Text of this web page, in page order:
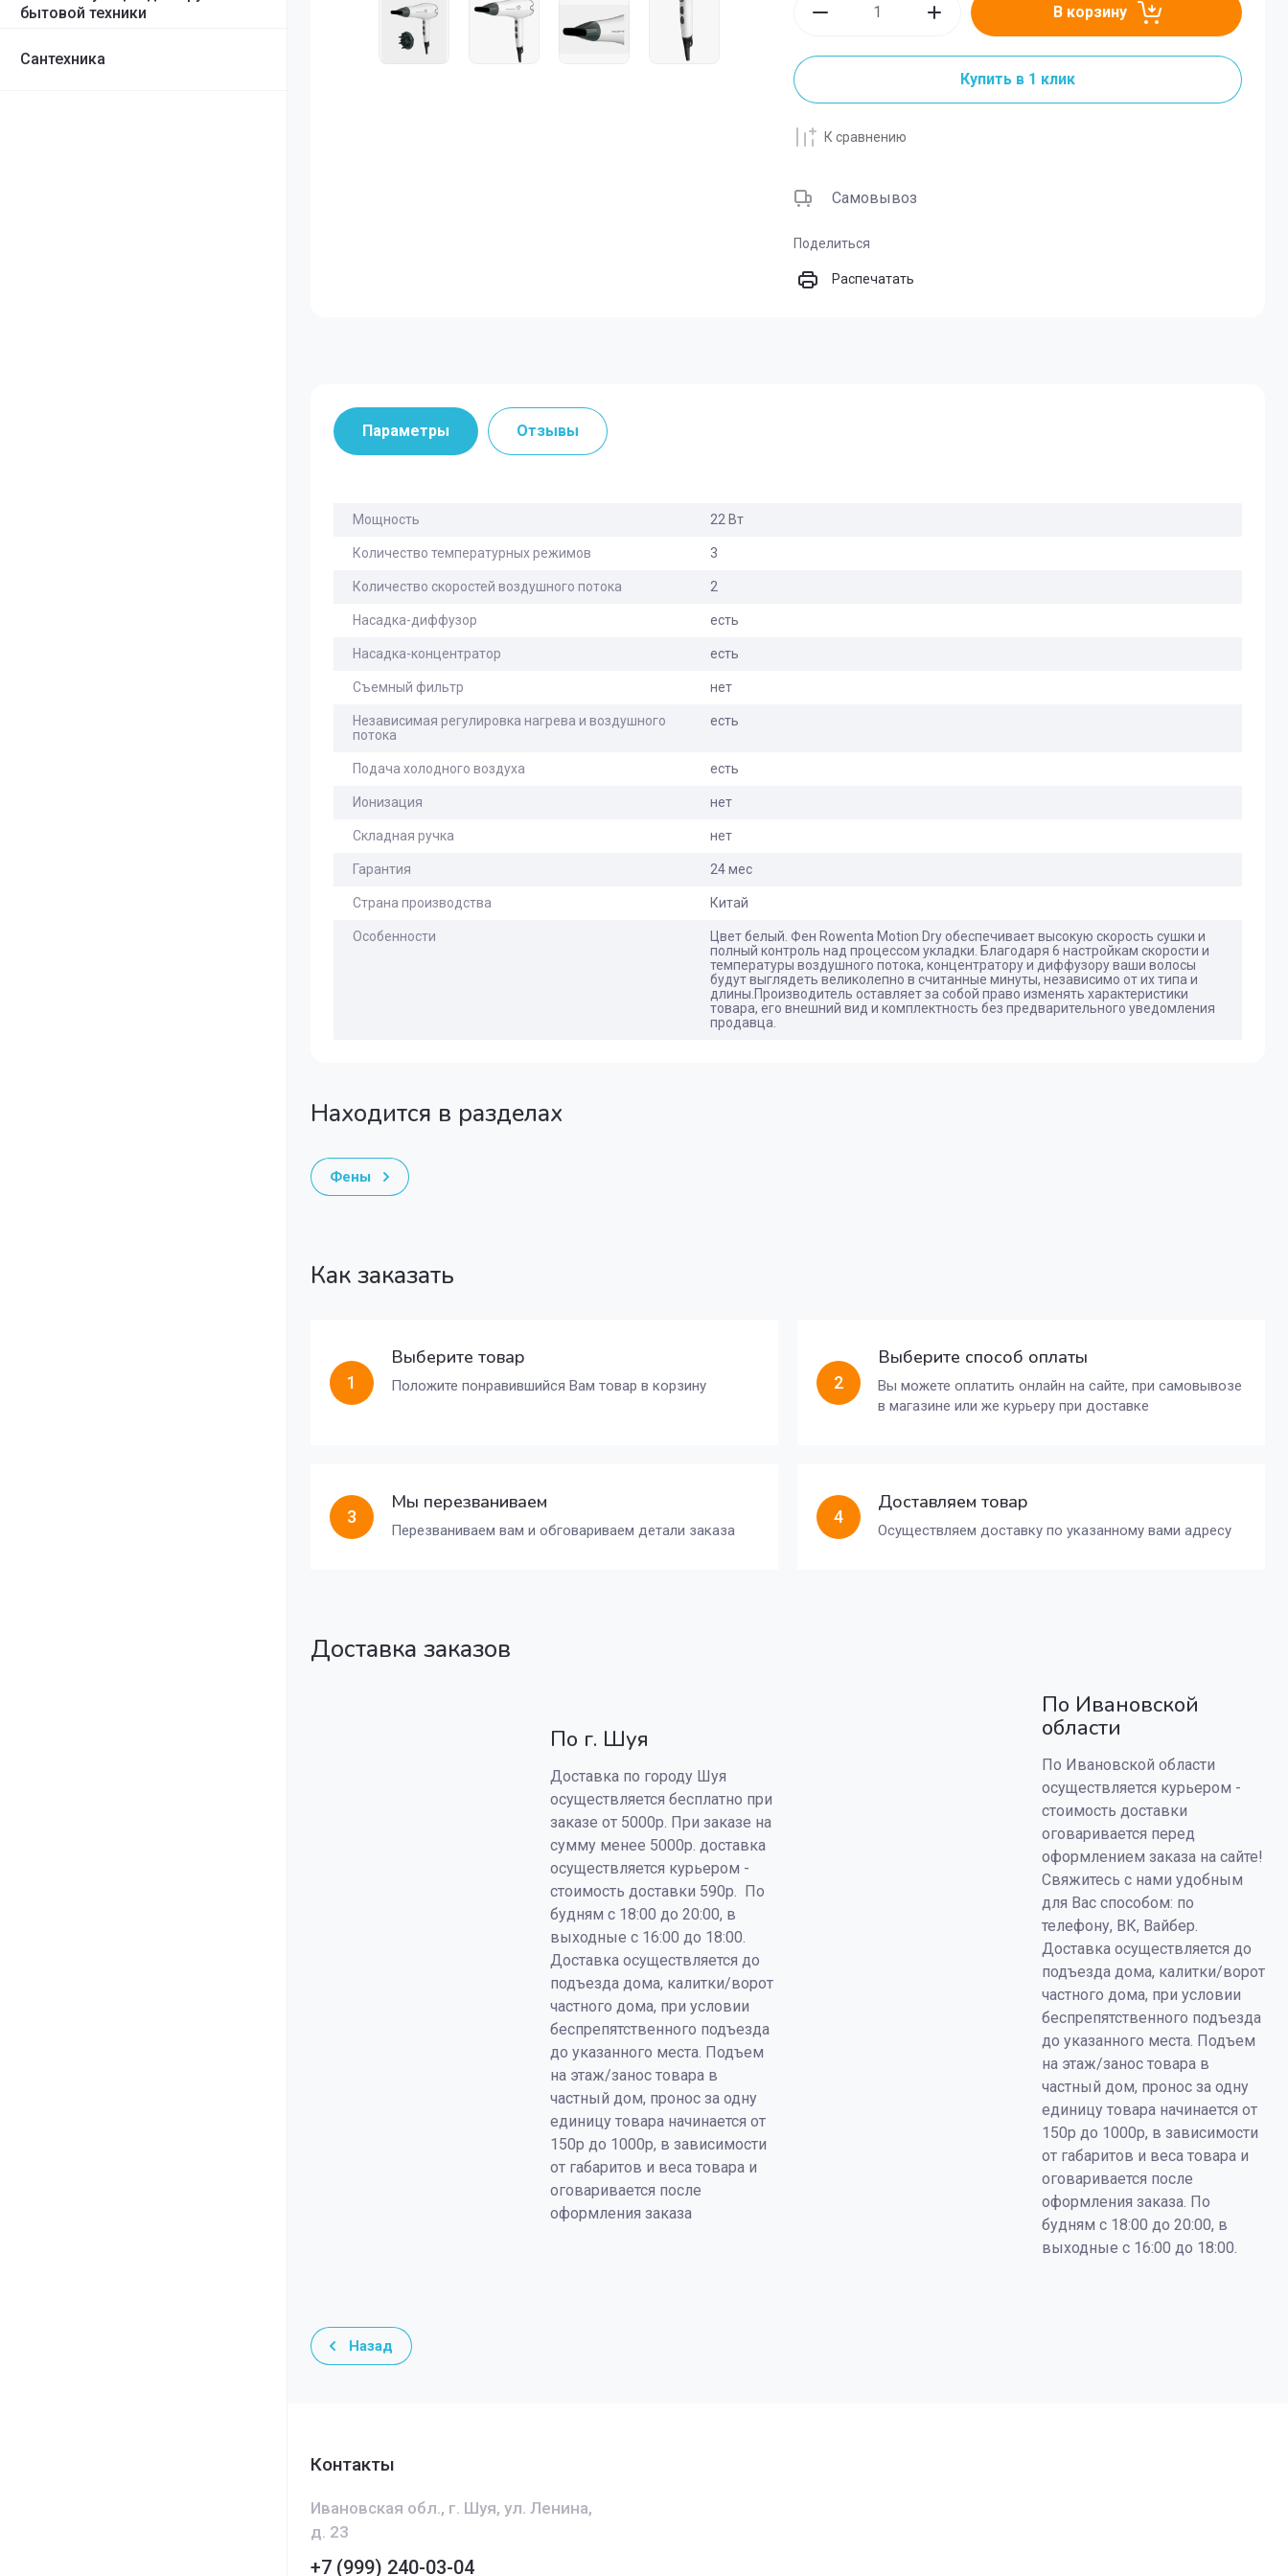
бытовой техники
Сантехника
В корзину
Купить в 1 клик
К сравнению
Самовывоз
Поделиться
Распечатать
Параметры Отзывы
Мощность 22 Вт
Количество температурных режимов 3
Количество скоростей воздушного потока 2
Насадка-диффузор есть
Насадка-концентратор есть
Съемный фильтр нет
Независимая регулировка нагрева и воздушного
потока
есть
Подача холодного воздуха есть
Ионизация нет
Складная ручка нет
Гарантия 24 мес
Страна производства Китай
Особенности
Цвет белый. Фен Rowenta Motion Dry обеспечивает высокую скорость сушки и
полный контроль над процессом укладки. Благодаря 6 настройкам скорости и
температуры воздушного потока, концентратору и диффузору ваши волосы
будут выглядеть великолепно в считанные минуты, независимо от их типа и
длины.Производитель оставляет за собой право изменять характеристики
товара, его внешний вид и комплектность без предварительного уведомления
продавца.
Находится в разделах
Фены
Как заказать
1
Выберите товар
Положите понравившийся Вам товар в корзину 2
Выберите способ оплаты
Вы можете оплатить онлайн на сайте, при самовывозе
в магазине или же курьеру при доставке
3
Мы перезваниваем
Перезваниваем вам и обговариваем детали заказа
4
Доставляем товар
Осуществляем доставку по указанному вами адресу
Доставка заказов
По г. Шуя
Доставка по городу Шуя
осуществляется бесплатно при
заказе от 5000р. При заказе на
сумму менее 5000р. доставка
осуществляется курьером -
стоимость доставки 590р. По
будням с 18:00 до 20:00, в
выходные с 16:00 до 18:00.
Доставка осуществляется до
подъезда дома, калитки/ворот
частного дома, при условии
беспрепятственного подъезда
до указанного места. Подъем
на этаж/занос товара в
частный дом, пронос за одну
единицу товара начинается от
150р до 1000р, в зависимости
от габаритов и веса товара и
оговаривается после
оформления заказа
По Ивановской
области
По Ивановской области
осуществляется курьером -
стоимость доставки
оговаривается перед
оформлением заказа на сайте!
Свяжитесь с нами удобным
для Вас способом: по
телефону, ВК, Вайбер.
Доставка осуществляется до
подъезда дома, калитки/ворот
частного дома, при условии
беспрепятственного подъезда
до указанного места. Подъем
на этаж/занос товара в
частный дом, пронос за одну
единицу товара начинается от
150р до 1000р, в зависимости
от габаритов и веса товара и
оговаривается после
оформления заказа. По
будням с 18:00 до 20:00, в
выходные с 16:00 до 18:00.
Назад
Контакты
Ивановская обл., г. Шуя, ул. Ленина,
д. 23
+7 (999) 240-03-04